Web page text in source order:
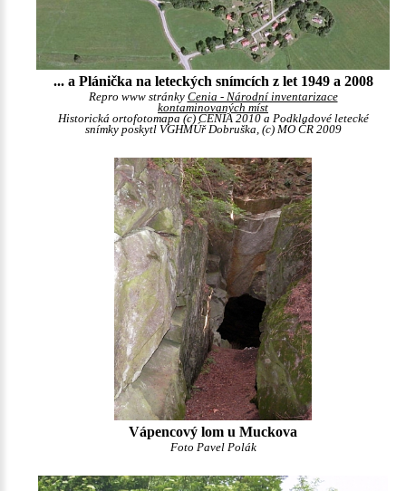
... a Plánička na leteckých snímcích z let 1949 a 2008
Repro www stránky Cenia - Národní inventarizace
kontaminovaných míst
Historická ortofotomapa (c) CENIA 2010 a Podkladové letecké
snímky poskytl VGHMÚř Dobruška, (c) MO ČR 2009
Vápencový lom u Muckova
Foto Pavel Polák